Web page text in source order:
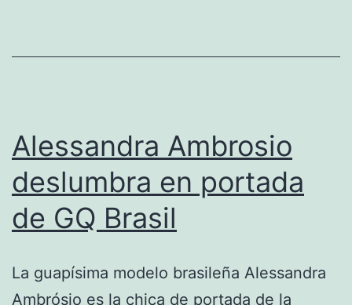
Alessandra Ambrosio
deslumbra en portada
de GQ Brasil
La guapísima modelo brasileña Alessandra
Ambrósio es la chica de portada de la